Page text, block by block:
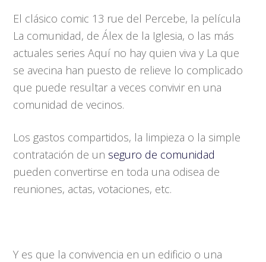
El clásico comic 13 rue del Percebe, la película
La comunidad, de Álex de la Iglesia, o las más
actuales series Aquí no hay quien viva y La que
se avecina han puesto de relieve lo complicado
que puede resultar a veces convivir en una
comunidad de vecinos.
Los gastos compartidos, la limpieza o la simple
contratación de un seguro de comunidad
pueden convertirse en toda una odisea de
reuniones, actas, votaciones, etc.
Y es que la convivencia en un edificio o una